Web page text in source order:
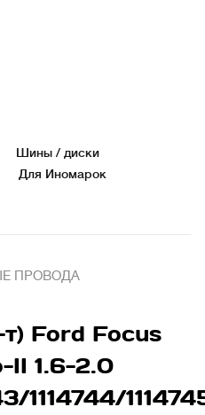
Шины / диски
Для Иномарок
ПРОВОДА
Ford Focus
II 1.6-2.0
1114744/